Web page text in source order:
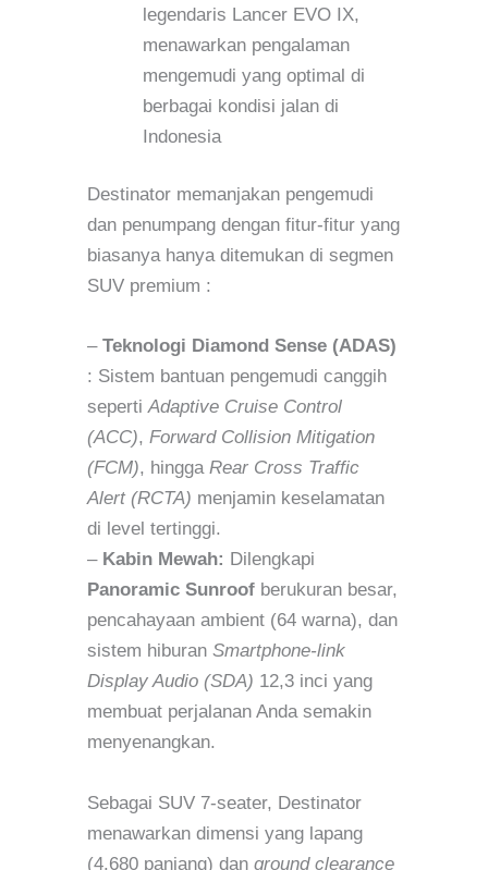
legendaris Lancer EVO IX,
menawarkan pengalaman
mengemudi yang optimal di
berbagai kondisi jalan di
Indonesia
Destinator memanjakan pengemudi
dan penumpang dengan fitur-fitur yang
biasanya hanya ditemukan di segmen
SUV premium :
– Teknologi Diamond Sense (ADAS)
: Sistem bantuan pengemudi canggih
sepertiAdaptive Cruise Control
(ACC), Forward Collision Mitigation
(FCM), hingga Rear Cross Traffic
Alert (RCTA) menjamin keselamatan
di level tertinggi.
– Kabin Mewah: Dilengkapi
Panoramic Sunroof berukuran besar,
pencahayaan ambient (64 warna), dan
sistem hiburan Smartphone-link
Display Audio (SDA) 12,3 inci yang
membuat perjalanan Anda semakin
menyenangkan.
Sebagai SUV 7-seater, Destinator
menawarkan dimensi yang lapang
(4.680 panjang) dan ground clearance